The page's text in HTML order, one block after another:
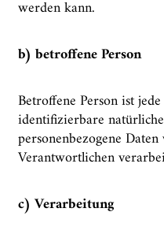
werden kann.
b) betroffene Person
Betroffene Person ist
identifizierbare
personenbezogene
Verantwortlichen
c) Verarbeitung